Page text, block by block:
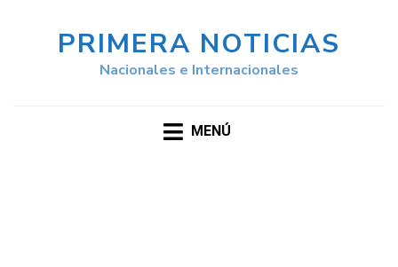
PRIMERA NOTICIAS
Nacionales e Internacionales
MENÚ